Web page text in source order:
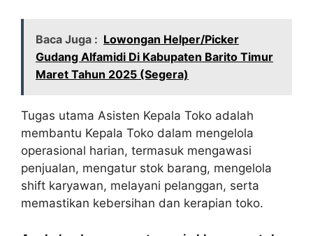
Baca Juga : Lowongan Helper/Picker
Gudang Alfamidi Di Kabupaten Barito Timur
Maret Tahun 2025 (Segera)
Tugas utama Asisten Kepala Toko adalah
membantu Kepala Toko dalam mengelola
operasional harian, termasuk mengawasi
penjualan, mengatur stok barang, mengelola
shift karyawan, melayani pelanggan, serta
memastikan kebersihan dan kerapian toko.